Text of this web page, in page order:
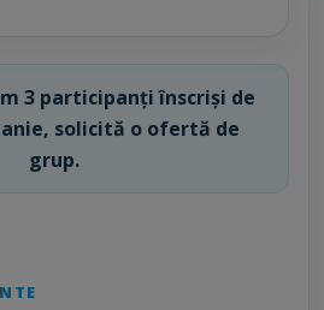
3 participanți înscriși de
solicită o ofertă de
grup.